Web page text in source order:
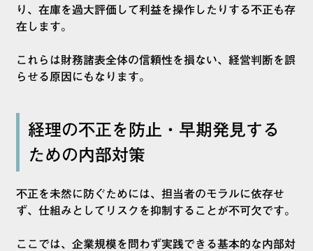
り、在庫を過大評価して利益を操作したりする不正も存
在します。
これらは財務諸表全体の信頼性を損ない、経営判断を誤
らせる原因にもなります。
経理の不正を防止・早期発見する
ための内部対策
不正を未然に防ぐためには、担当者のモラルに依存せ
ず、仕組みとしてリスクを抑制することが不可欠です。
ここでは、企業規模を問わず実践できる基本的な内部対